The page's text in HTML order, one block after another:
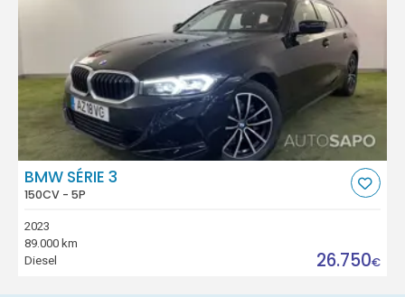
BMW SÉRIE 3
150CV - 5P
2023
89.000 km
Diesel
26.750€